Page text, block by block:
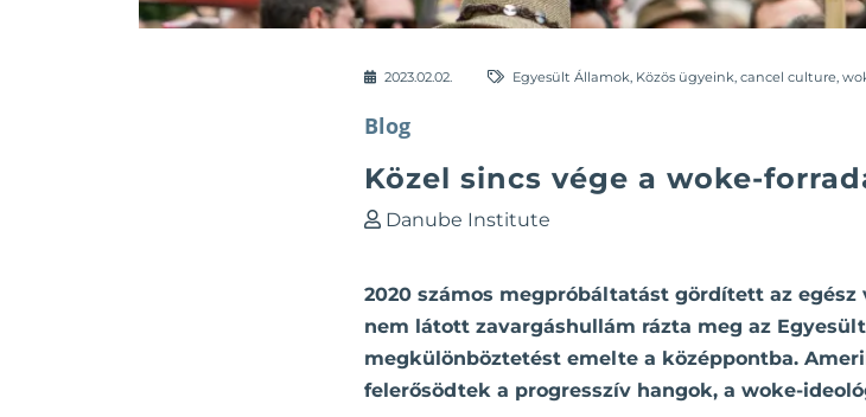
2023.02.02. Egyesült Államok Közös ügyeink cancel culture
Blog
Közel sincs vége a woke-
Danube Institute
2020 számos megpróbáltatást gördített az
nem látott zavargáshullám rázta meg az
megkülönböztetést emelte a középpontba.
felerősödtek a progresszív hangok, a woke-